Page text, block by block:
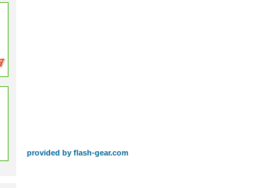
provided by flash-gear.com